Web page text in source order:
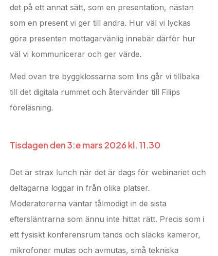
det på ett annat sätt, som en presentation, nästan
som en present vi ger till andra. Hur väl vi lyckas
göra presenten mottagarvänlig innebär därför hur
väl vi kommunicerar och ger värde.
Med ovan tre byggklossarna som lins går vi tillbaka
till det digitala rummet och återvänder till Filips
föreläsning.
Tisdagen den 3:e mars 2026 kl. 11.30
Det är strax lunch när det är dags för webinariet och
deltagarna loggar in från olika platser.
Moderatorerna väntar tålmodigt in de sista
eftersläntrarna som ännu inte hittat rätt. Precis som i
ett fysiskt konferensrum tänds och släcks kameror,
mikrofoner mutas och avmutas, små tekniska